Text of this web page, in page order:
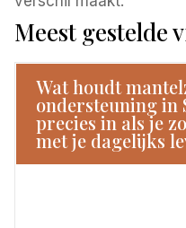
Meest gestelde
Wat houdt
ondersteuning in
precies in als je
met je dagelijks